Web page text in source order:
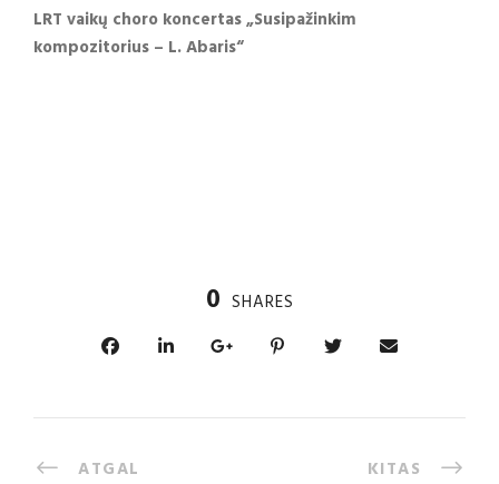
LRT vaikų choro koncertas „Susipažinkim
kompozitorius – L. Abaris“
0 SHARES
ATGAL KITAS